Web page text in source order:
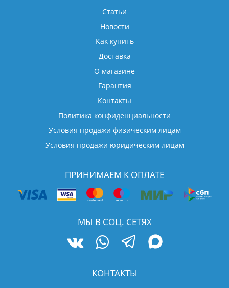
Статьи
Новости
Как купить
Доставка
О магазине
Гарантия
Контакты
Политика конфиденциальности
Условия продажи физическим лицам
Условия продажи юридическим лицам
ПРИНИМАЕМ К ОПЛАТЕ
МЫ В СОЦ. СЕТЯХ
КОНТАКТЫ